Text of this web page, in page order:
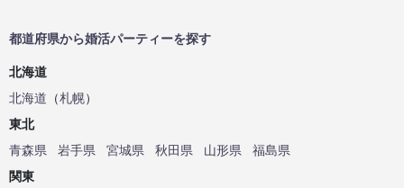
都道府県から婚活パーティーを探す
北海道
北海道 （札幌）
東北
青森県
岩手県 宮城県 秋田県 山形県
福島県
関東